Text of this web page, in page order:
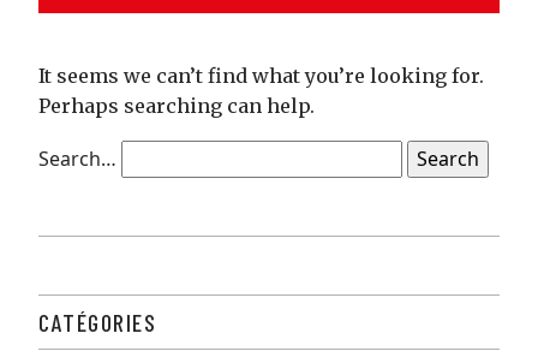
It seems we can’t find what you’re looking for.
Perhaps searching can help.
Search…
CATÉGORIES